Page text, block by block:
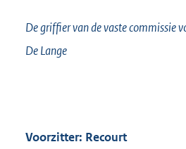
De griffier van de vaste commissie
De Lange
Voorzitter: Recourt